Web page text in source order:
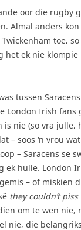
oor die rugby
Almal anders
toe,
het ek nie
tussen
London Irish fans
is nie (so vra julle,
– soos ‘n vrou
– Saracens se
ek hulle. London
– of miskien
they couldn’t
om te wen nie,
nie, die